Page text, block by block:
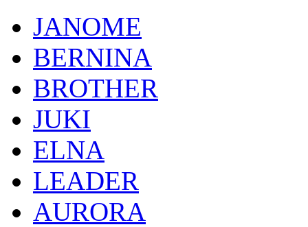
JANOME
BERNINA
BROTHER
JUKI
ELNA
LEADER
AURORA